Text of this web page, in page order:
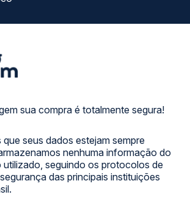
sua compra é totalmente segura!
que seus dados estejam sempre
nenhuma informação do
seguindo os protocolos de
das principais instituições